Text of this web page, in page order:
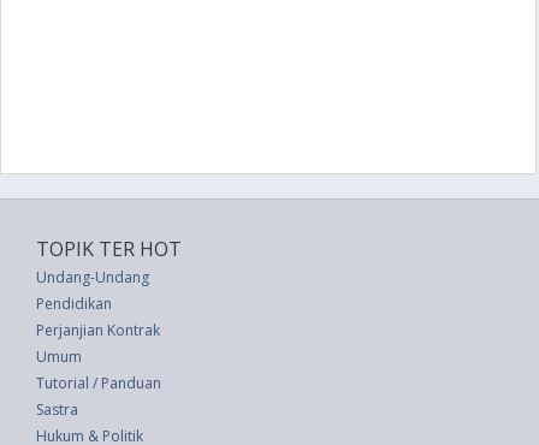
TOPIK TER HOT
Undang-Undang
Pendidikan
Perjanjian Kontrak
Umum
Tutorial / Panduan
Sastra
Hukum & Politik